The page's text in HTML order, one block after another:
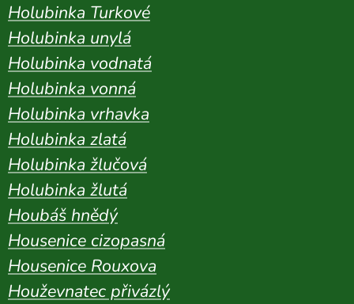
Holubinka Turkové
Holubinka unylá
Holubinka vodnatá
Holubinka vonná
Holubinka vrhavka
Holubinka zlatá
Holubinka žlučová
Holubinka žlutá
Houbáš hnědý
Housenice cizopasná
Housenice Rouxova
Houževnatec přivázlý